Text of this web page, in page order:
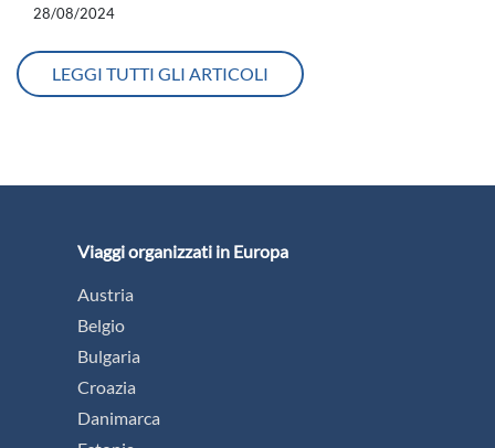
28/08/2024
LEGGI TUTTI GLI ARTICOLI
Viaggi organizzati in Europa
Austria
Belgio
Bulgaria
Croazia
Danimarca